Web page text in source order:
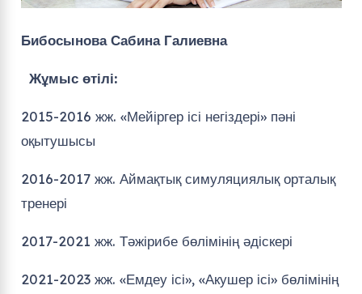
Бибосынова Сабина Галиевна
Жұмыс өтілі:
2015-2016 жж. «Мейіргер ісі негіздері» пәні
оқытушысы
2016-2017 жж. Аймақтық симуляциялық орталық
тренері
2017-2021 жж. Тәжірибе бөлімінің әдіскері
2021-2023 жж. «Емдеу ісі», «Акушер ісі» бөлімінің